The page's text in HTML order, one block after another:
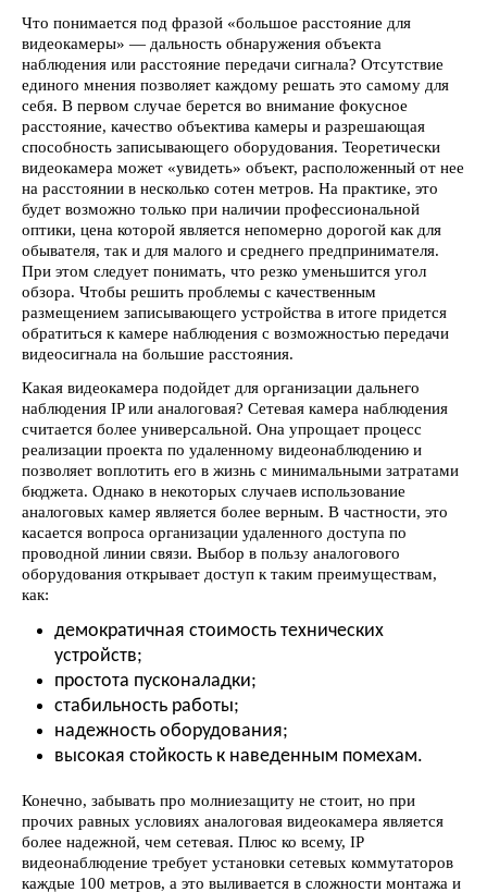
Что понимается под фразой «большое расстояние для
видеокамеры» — дальность обнаружения объекта
наблюдения или расстояние передачи сигнала? Отсутствие
единого мнения позволяет каждому решать это самому для
себя. В первом случае берется во внимание фокусное
расстояние, качество объектива камеры и разрешающая
способность записывающего оборудования. Теоретически
видеокамера может «увидеть» объект, расположенный от нее
на расстоянии в несколько сотен метров. На практике, это
будет возможно только при наличии профессиональной
оптики, цена которой является непомерно дорогой как для
обывателя, так и для малого и среднего предпринимателя.
При этом следует понимать, что резко уменьшится угол
обзора. Чтобы решить проблемы с качественным
размещением записывающего устройства в итоге придется
обратиться к камере наблюдения с возможностью передачи
видеосигнала на большие расстояния.
Какая видеокамера подойдет для организации дальнего
наблюдения IP или аналоговая? Сетевая камера наблюдения
считается более универсальной. Она упрощает процесс
реализации проекта по удаленному видеонаблюдению и
позволяет воплотить его в жизнь с минимальными затратами
бюджета. Однако в некоторых случаев использование
аналоговых камер является более верным. В частности, это
касается вопроса организации удаленного доступа по
проводной линии связи. Выбор в пользу аналогового
оборудования открывает доступ к таким преимуществам,
как:
демократичная стоимость технических
устройств;
простота пусконаладки;
стабильность работы;
надежность оборудования;
высокая стойкость к наведенным помехам.
Конечно, забывать про молниезащиту не стоит, но при
прочих равных условиях аналоговая видеокамера является
более надежной, чем сетевая. Плюс ко всему, IP
видеонаблюдение требует установки сетевых коммутаторов
каждые 100 метров, а это выливается в сложности монтажа и